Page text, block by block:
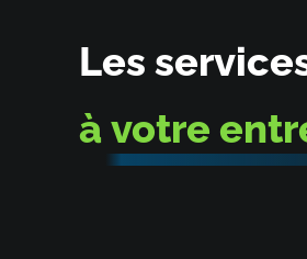
Les
à votre